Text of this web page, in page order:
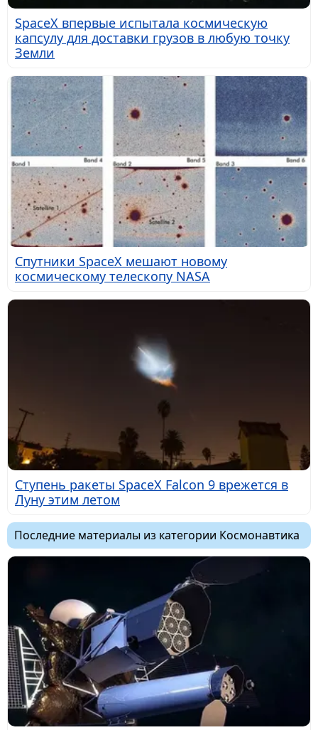
SpaceX впервые испытала космическую
капсулу для доставки грузов в любую точку
Земли
Спутники SpaceX мешают новому
космическому телескопу NASA
Ступень ракеты SpaceX Falcon 9 врежется в
Луну этим летом
Последние материалы из категории Космонавтика